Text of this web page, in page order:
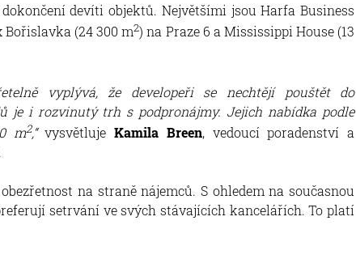
devíti objektů. Největšími jsou Harfa Business
Bořislavka (24 300 m2) na Praze 6 a Mississippi House (13
vyplývá, že developeři se nechtějí pouštět do
je i rozvinutý trh s podpronájmy. Jejich nabídka podle
m2,“vysvětlujeKamila Breen, vedoucí poradenství a
na straně nájemců. S ohledem na současnou
setrvání ve svých stávajících kancelářích. To platí